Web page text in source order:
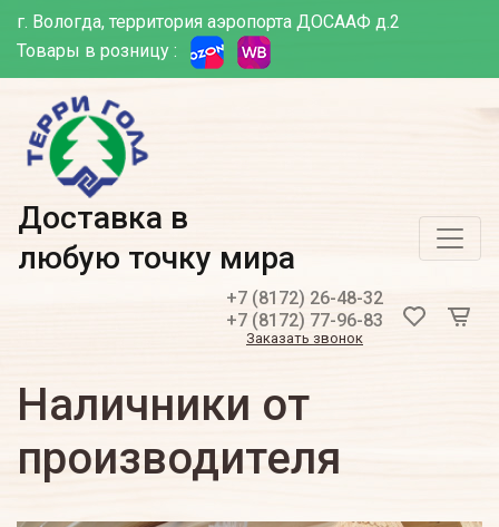
г. Вологда, территория аэропорта ДОСААФ д.2
Товары в розницу :
Доставка в
любую точку мира
+7 (8172) 26-48-32
+7 (8172) 77-96-83
Заказать звонок
Наличники от
производителя